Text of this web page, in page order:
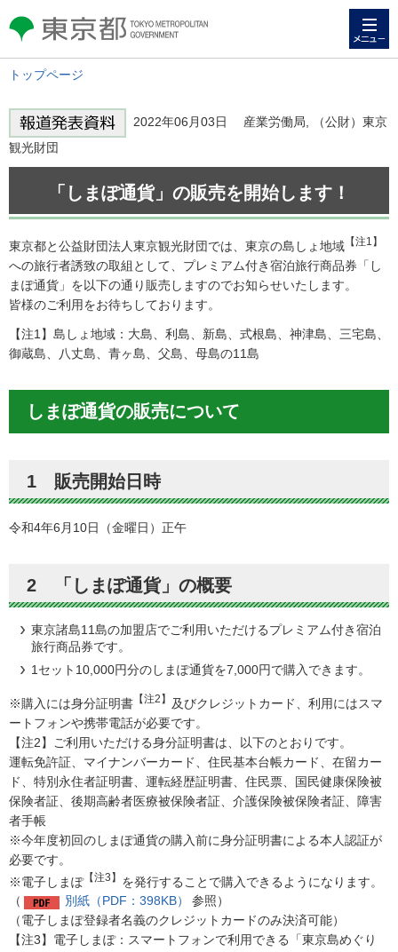
東京都 TOKYO METROPOLITAN
GOVERNMENT
トップページ
2022年06月03日 産業労働局, （公財）東京
観光財団
「しまぽ通貨」の販売を開始します！
東京都と公益財団法人東京観光財団では、東京の島しょ地域 【注1】
への旅行者誘致の取組として、プレミアム付き宿泊旅行商品券「し
まぽ通貨」を以下の通り販売しますのでお知らせいたします。
皆様のご利用をお待ちしております。
【注1】島しょ地域：大島、利島、新島、式根島、神津島、三宅島、
御蔵島、八丈島、青ヶ島、父島、母島の11島
しまぽ通貨の販売について
1 販売開始日時
令和4年6月10日（金曜日）正午
2 「しまぽ通貨」の概要
東京諸島11島の加盟店でご利用いただけるプレミアム付き宿泊
旅行商品券です。
1セット10,000円分のしまぽ通貨を7,000円で購入できます。
※購入には身分証明書 【注2】 及びクレジットカード、利用にはスマ
ートフォンや携帯電話が必要です。
【注2】ご利用いただける身分証明書は、以下のとおりです。
運転免許証、マイナンバーカード、住民基本台帳カード、在留カー
ド、特別永住者証明書、運転経歴証明書、住民票、国民健康保険被
保険者証、後期高齢者医療被保険者証、介護保険被保険者証、障害
者手帳
※今年度初回のしまぽ通貨の購入前に身分証明書による本人認証が
必要です。
※電子しまぽ【注3】 を発行することで購入できるようになります。
（
別紙（PDF：398KB）
参照）
（電子しまぽ登録者名義のクレジットカードのみ決済可能）
【注3】電子しまぽ：スマートフォンで利用できる「東京島めぐり